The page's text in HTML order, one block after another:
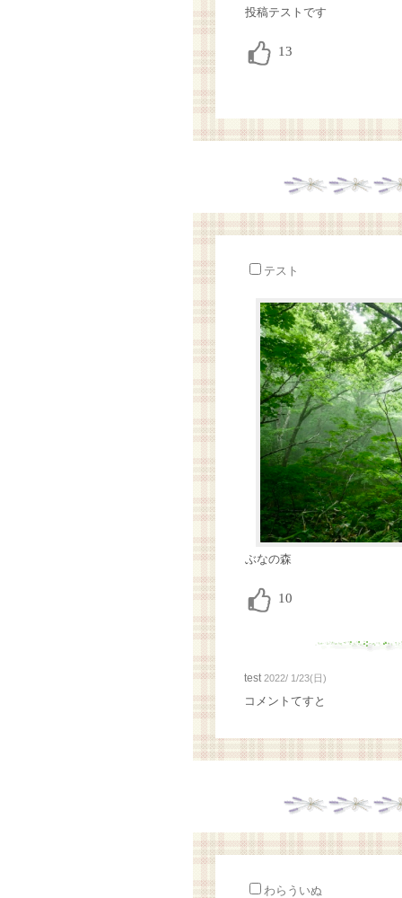
投稿テストです
テスト
ぶなの森
test2022/ 1/23(日)
コメントてすと
わらういぬ